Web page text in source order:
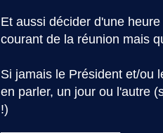
Et aussi décider d'une
courant de la réunion mais
Si jamais le Président et/ou
en parler, un jour ou l'autre
!)